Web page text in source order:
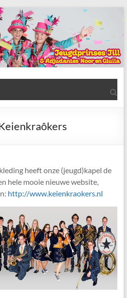
heeft onze (jeugd)kapel de
hele mooie nieuwe website,
http://www.keienkraokers.nl